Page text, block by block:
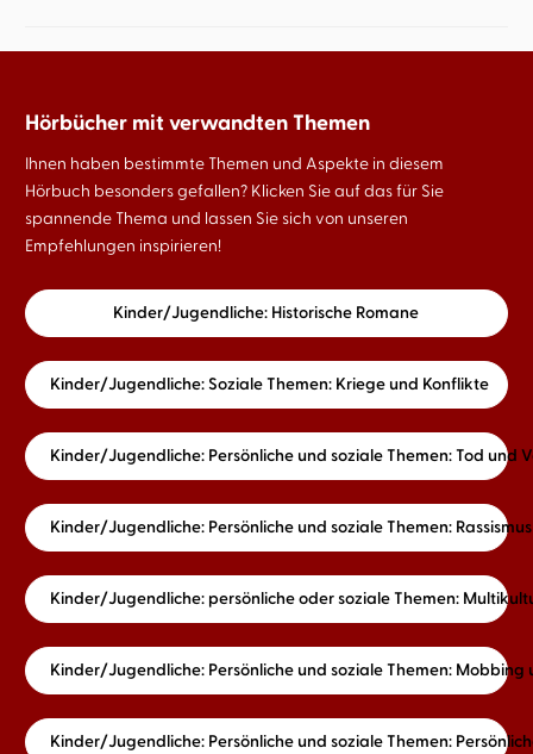
Hörbücher mit verwandten Themen
Ihnen haben bestimmte Themen und Aspekte in diesem
Hörbuch besonders gefallen? Klicken Sie auf das für Sie
spannende Thema und lassen Sie sich von unseren
Empfehlungen inspirieren!
Kinder/Jugendliche: Historische Romane
Kinder/Jugendliche: Soziale Themen: Kriege und Konflikte
Kinder/Jugendliche: Persönliche und soziale Themen: Tod und
Kinder/Jugendliche: Persönliche und soziale Themen:
Kinder/Jugendliche: persönliche oder soziale Themen:
Kinder/Jugendliche: Persönliche und soziale Themen: Mobbing
Kinder/Jugendliche: Persönliche und soziale Themen: